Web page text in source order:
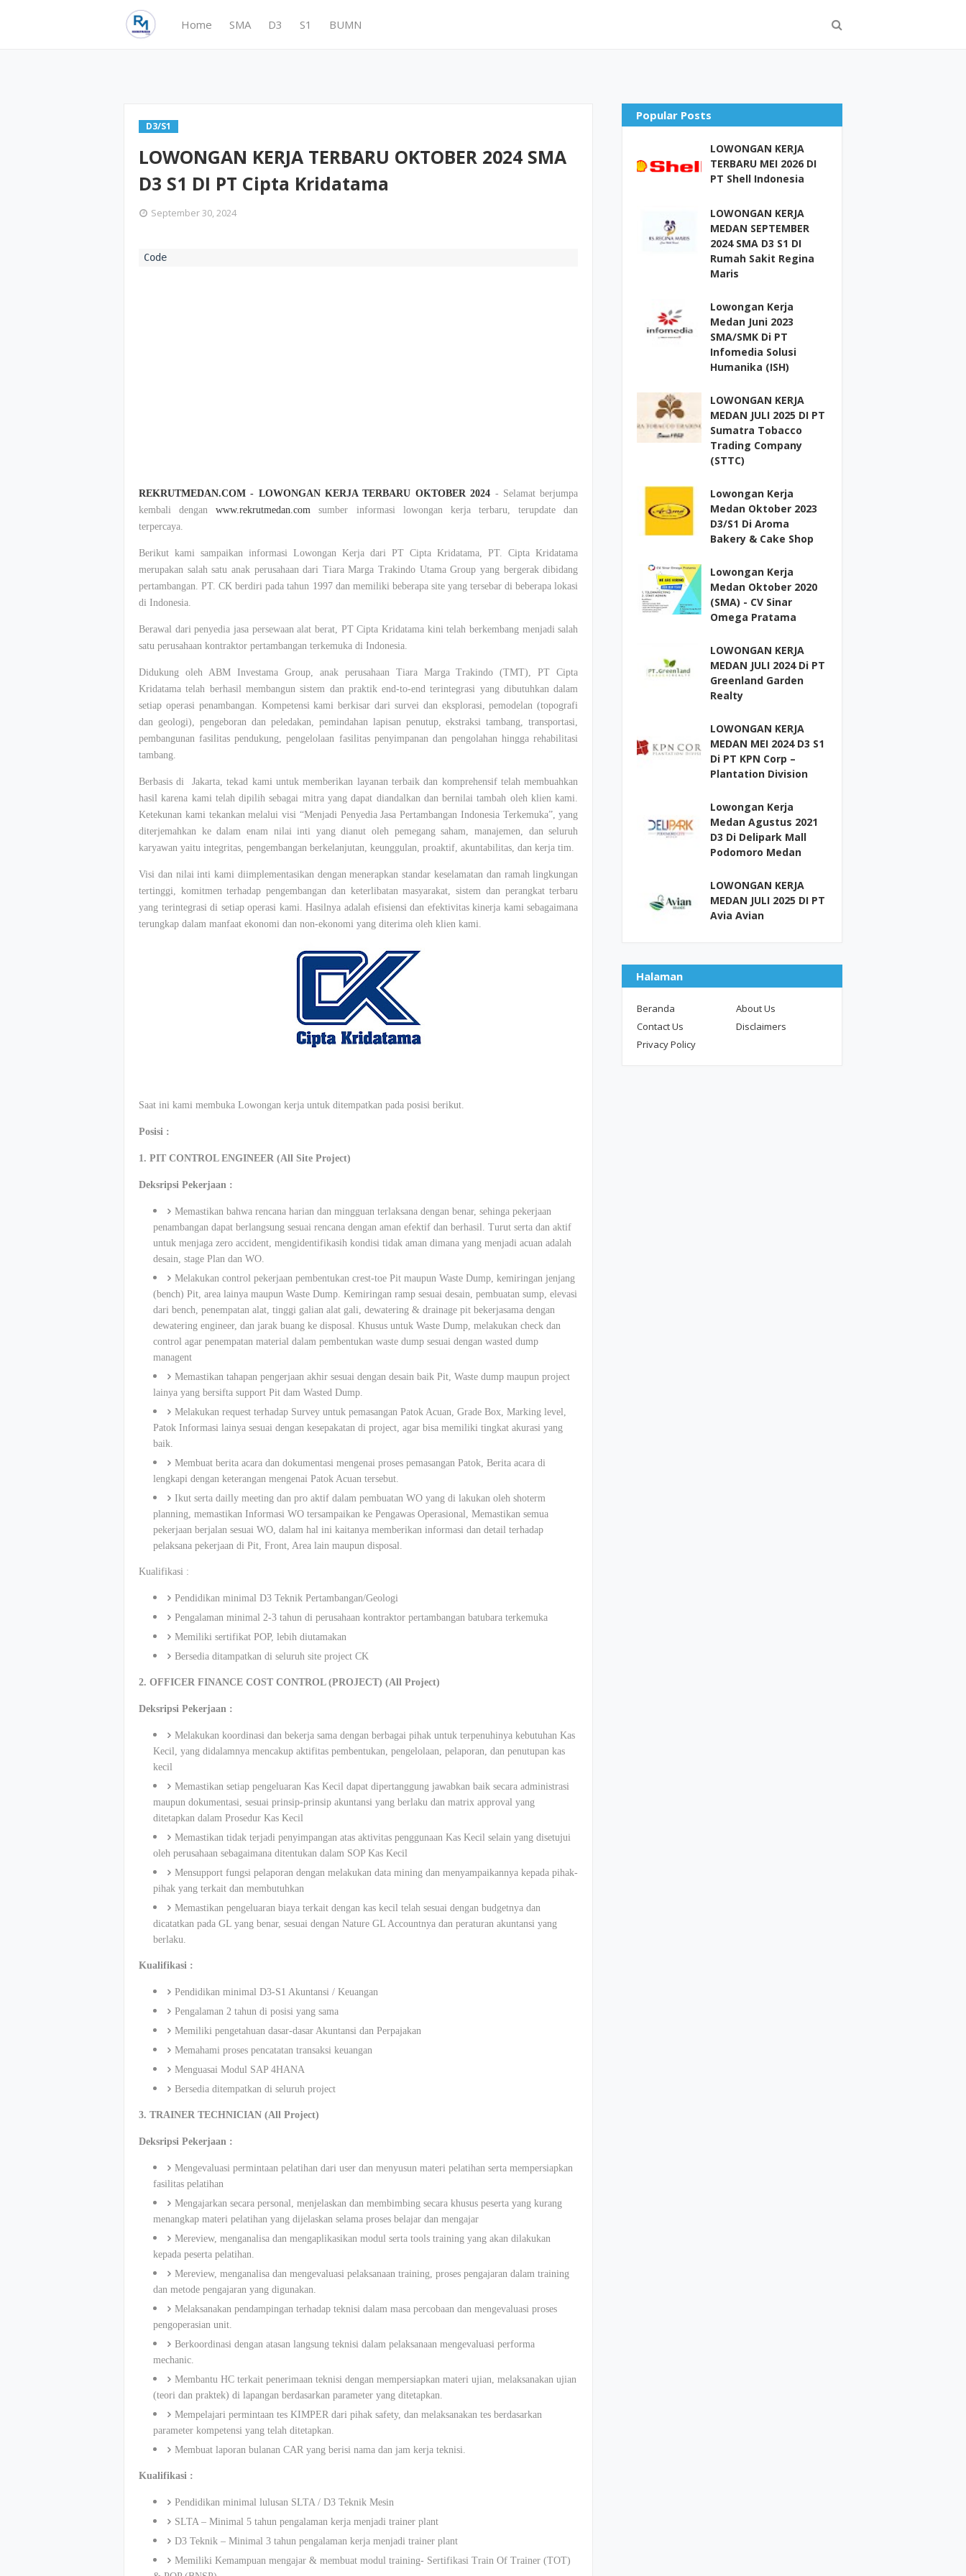
Home SMA D3 S1 BUMN
D3/S1
LOWONGAN KERJA TERBARU OKTOBER 2024 SMA
D3 S1 DI PT Cipta Kridatama
September 30, 2024
REKRUTMEDAN.COM - LOWONGAN KERJA TERBARU OKTOBER 2024 - Selamat berjumpa
kembali denganwww.rekrutmedan.com sumber informasi lowongan kerja terbaru, terupdate dan
terpercaya.
Berikut kami sampaikan informasi Lowongan Kerja dari PT Cipta Kridatama, PT. Cipta Kridatama
merupakan salah satu anak perusahaan dari Tiara Marga Trakindo Utama Group yang bergerak dibidang
pertambangan. PT. CK berdiri pada tahun 1997 dan memiliki beberapa site yang tersebar di beberapa lokasi
di Indonesia.
Berawal dari penyedia jasa persewaan alat berat, PT Cipta Kridatama kini telah berkembang menjadi salah
satu perusahaan kontraktor pertambangan terkemuka di Indonesia.
Didukung oleh ABM Investama Group, anak perusahaan Tiara Marga Trakindo (TMT), PT Cipta
Kridatama telah berhasil membangun sistem dan praktik end-to-end terintegrasi yang dibutuhkan dalam
setiap operasi penambangan. Kompetensi kami berkisar dari survei dan eksplorasi, pemodelan (topografi
dan geologi), pengeboran dan peledakan, pemindahan lapisan penutup, ekstraksi tambang, transportasi,
pembangunan fasilitas pendukung, pengelolaan fasilitas penyimpanan dan pengolahan hingga rehabilitasi
tambang.
Berbasis di Jakarta, tekad kami untuk memberikan layanan terbaik dan komprehensif telah membuahkan
hasil karena kami telah dipilih sebagai mitra yang dapat diandalkan dan bernilai tambah oleh klien kami.
Ketekunan kami tekankan melalui visi “Menjadi Penyedia Jasa Pertambangan Indonesia Terkemuka”, yang
diterjemahkan ke dalam enam nilai inti yang dianut oleh pemegang saham, manajemen, dan seluruh
karyawan yaitu integritas, pengembangan berkelanjutan, keunggulan, proaktif, akuntabilitas, dan kerja tim.
Visi dan nilai inti kami diimplementasikan dengan menerapkan standar keselamatan dan ramah lingkungan
tertinggi, komitmen terhadap pengembangan dan keterlibatan masyarakat, sistem dan perangkat terbaru
yang terintegrasi di setiap operasi kami. Hasilnya adalah efisiensi dan efektivitas kinerja kami sebagaimana
terungkap dalam manfaat ekonomi dan non-ekonomi yang diterima oleh klien kami.
Saat ini kami membuka Lowongan kerja untuk ditempatkan pada posisi berikut.
Posisi :
1. PIT CONTROL ENGINEER (All Site Project)
Deksripsi Pekerjaan :
Memastikan bahwa rencana harian dan mingguan terlaksana dengan benar, sehinga pekerjaan
penambangan dapat berlangsung sesuai rencana dengan aman efektif dan berhasil. Turut serta dan aktif
untuk menjaga zero accident, mengidentifikasih kondisi tidak aman dimana yang menjadi acuan adalah
desain, stage Plan dan WO.
Melakukan control pekerjaan pembentukan crest-toe Pit maupun Waste Dump, kemiringan jenjang
(bench) Pit, area lainya maupun Waste Dump. Kemiringan ramp sesuai desain, pembuatan sump, elevasi
dari bench, penempatan alat, tinggi galian alat gali, dewatering & drainage pit bekerjasama dengan
dewatering engineer, dan jarak buang ke disposal. Khusus untuk Waste Dump, melakukan check dan
control agar penempatan material dalam pembentukan waste dump sesuai dengan wasted dump
managent
Memastikan tahapan pengerjaan akhir sesuai dengan desain baik Pit, Waste dump maupun project
lainya yang bersifta support Pit dam Wasted Dump.
Melakukan request terhadap Survey untuk pemasangan Patok Acuan, Grade Box, Marking level,
Patok Informasi lainya sesuai dengan kesepakatan di project, agar bisa memiliki tingkat akurasi yang
baik.
Membuat berita acara dan dokumentasi mengenai proses pemasangan Patok, Berita acara di
lengkapi dengan keterangan mengenai Patok Acuan tersebut.
Ikut serta dailly meeting dan pro aktif dalam pembuatan WO yang di lakukan oleh shoterm
planning, memastikan Informasi WO tersampaikan ke Pengawas Operasional, Memastikan semua
pekerjaan berjalan sesuai WO, dalam hal ini kaitanya memberikan informasi dan detail terhadap
pelaksana pekerjaan di Pit, Front, Area lain maupun disposal.
Kualifikasi :
Pendidikan minimal D3 Teknik Pertambangan/Geologi
Pengalaman minimal 2-3 tahun di perusahaan kontraktor pertambangan batubara terkemuka
Memiliki sertifikat POP, lebih diutamakan
Bersedia ditampatkan di seluruh site project CK
2. OFFICER FINANCE COST CONTROL (PROJECT) (All Project)
Deksripsi Pekerjaan :
Melakukan koordinasi dan bekerja sama dengan berbagai pihak untuk terpenuhinya kebutuhan Kas
Kecil, yang didalamnya mencakup aktifitas pembentukan, pengelolaan, pelaporan, dan penutupan kas
kecil
Memastikan setiap pengeluaran Kas Kecil dapat dipertanggung jawabkan baik secara administrasi
maupun dokumentasi, sesuai prinsip-prinsip akuntansi yang berlaku dan matrix approval yang
ditetapkan dalam Prosedur Kas Kecil
Memastikan tidak terjadi penyimpangan atas aktivitas penggunaan Kas Kecil selain yang disetujui
oleh perusahaan sebagaimana ditentukan dalam SOP Kas Kecil
Mensupport fungsi pelaporan dengan melakukan data mining dan menyampaikannya kepada pihak-
pihak yang terkait dan membutuhkan
Memastikan pengeluaran biaya terkait dengan kas kecil telah sesuai dengan budgetnya dan
dicatatkan pada GL yang benar, sesuai dengan Nature GL Accountnya dan peraturan akuntansi yang
berlaku.
Kualifikasi :
Pendidikan minimal D3-S1 Akuntansi / Keuangan
Pengalaman 2 tahun di posisi yang sama
Memiliki pengetahuan dasar-dasar Akuntansi dan Perpajakan
Memahami proses pencatatan transaksi keuangan
Menguasai Modul SAP 4HANA
Bersedia ditempatkan di seluruh project
3. TRAINER TECHNICIAN (All Project)
Deksripsi Pekerjaan :
Mengevaluasi permintaan pelatihan dari user dan menyusun materi pelatihan serta mempersiapkan
fasilitas pelatihan
Mengajarkan secara personal, menjelaskan dan membimbing secara khusus peserta yang kurang
menangkap materi pelatihan yang dijelaskan selama proses belajar dan mengajar
Mereview, menganalisa dan mengaplikasikan modul serta tools training yang akan dilakukan
kepada peserta pelatihan.
Mereview, menganalisa dan mengevaluasi pelaksanaan training, proses pengajaran dalam training
dan metode pengajaran yang digunakan.
Melaksanakan pendampingan terhadap teknisi dalam masa percobaan dan mengevaluasi proses
pengoperasian unit.
Berkoordinasi dengan atasan langsung teknisi dalam pelaksanaan mengevaluasi performa
mechanic.
Membantu HC terkait penerimaan teknisi dengan mempersiapkan materi ujian, melaksanakan ujian
(teori dan praktek) di lapangan berdasarkan parameter yang ditetapkan.
Mempelajari permintaan tes KIMPER dari pihak safety, dan melaksanakan tes berdasarkan
parameter kompetensi yang telah ditetapkan.
Membuat laporan bulanan CAR yang berisi nama dan jam kerja teknisi.
Kualifikasi :
Pendidikan minimal lulusan SLTA / D3 Teknik Mesin
SLTA – Minimal 5 tahun pengalaman kerja menjadi trainer plant
D3 Teknik – Minimal 3 tahun pengalaman kerja menjadi trainer plant
Memiliki Kemampuan mengajar & membuat modul training- Sertifikasi Train Of Trainer (TOT)
Popular Posts
LOWONGAN KERJA
TERBARU MEI 2026 DI
PT Shell Indonesia
LOWONGAN KERJA
MEDAN SEPTEMBER
2024 SMA D3 S1 DI
Rumah Sakit Regina
Maris
Lowongan Kerja
Medan Juni 2023
SMA/SMK Di PT
Infomedia Solusi
Humanika (ISH)
LOWONGAN KERJA
MEDAN JULI 2025 DI PT
Sumatra Tobacco
Trading Company
(STTC)
Lowongan Kerja
Medan Oktober 2023
D3/S1 Di Aroma
Bakery & Cake Shop
Lowongan Kerja
Medan Oktober 2020
(SMA) - CV Sinar
Omega Pratama
LOWONGAN KERJA
MEDAN JULI 2024 Di PT
Greenland Garden
Realty
LOWONGAN KERJA
MEDAN MEI 2024 D3 S1
Di PT KPN Corp –
Plantation Division
Lowongan Kerja
Medan Agustus 2021
D3 Di Delipark Mall
Podomoro Medan
LOWONGAN KERJA
MEDAN JULI 2025 DI PT
Avia Avian
Halaman
Beranda
About Us
Contact Us
Disclaimers
Privacy Policy